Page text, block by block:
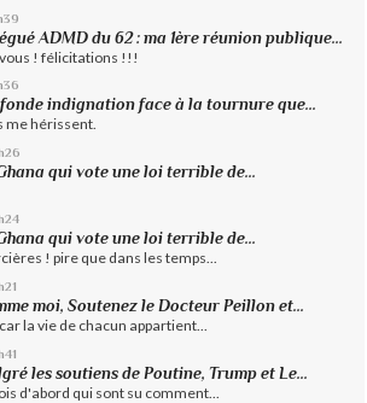
ADMD du 62 : ma 1ère réunion publique...
! félicitations !!!
indignation face à la tournure que...
me hérissent.
qui vote une loi terrible de...
qui vote une loi terrible de...
! pire que dans les temps...
moi, Soutenez le Docteur Peillon et...
la vie de chacun appartient...
les soutiens de Poutine, Trump et Le...
d'abord qui sont su comment...